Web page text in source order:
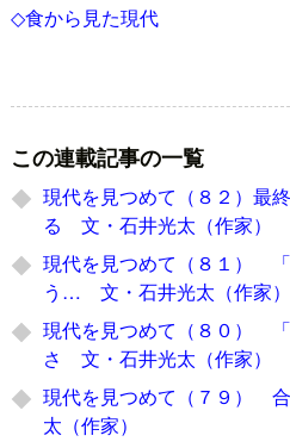
◇食から見た現代
この連載記事の一覧
現代を見つめて（８２）最
る 文・石井光太（作家）
現代を見つめて（８１）
う… 文・石井光太（作家）
現代を見つめて（８０）
さ 文・石井光太（作家）
現代を見つめて（７９）
太（作家）